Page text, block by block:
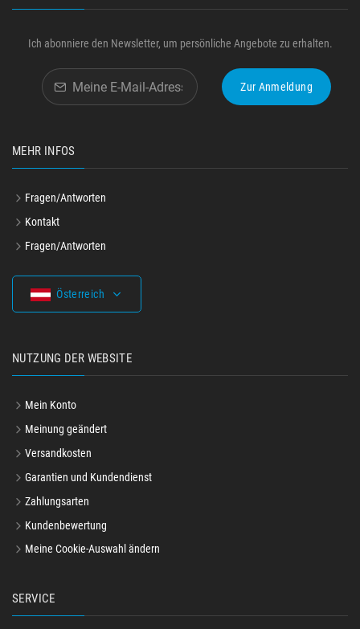
Ich abonniere den Newsletter, um persönliche Angebote zu erhalten.
Zur Anmeldung
MEHR INFOS
Fragen/Antworten
Kontakt
Fragen/Antworten
Österreich
NUTZUNG DER WEBSITE
Mein Konto
Meinung geändert
Versandkosten
Garantien und Kundendienst
Zahlungsarten
Kundenbewertung
Meine Cookie-Auswahl ändern
SERVICE